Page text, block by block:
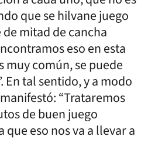
que se hilvane juego
mitad de cancha
eso en esta
muy común, se puede
En tal sentido, y a modo
“Trataremos
de buen juego
eso nos va a llevar a